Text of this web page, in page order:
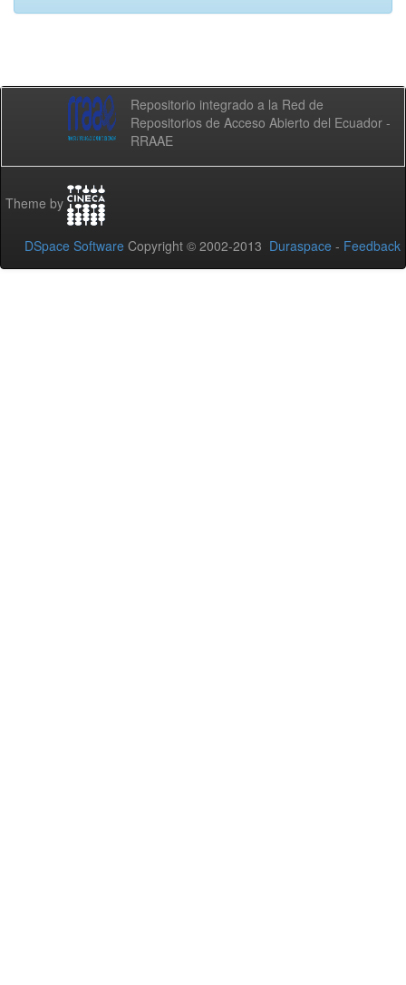
Repositorio integrado a la Red de
Repositorios de Acceso Abierto del Ecuador -
RRAAE
Theme by
DSpace Software Copyright © 2002-2013 Duraspace - Feedback